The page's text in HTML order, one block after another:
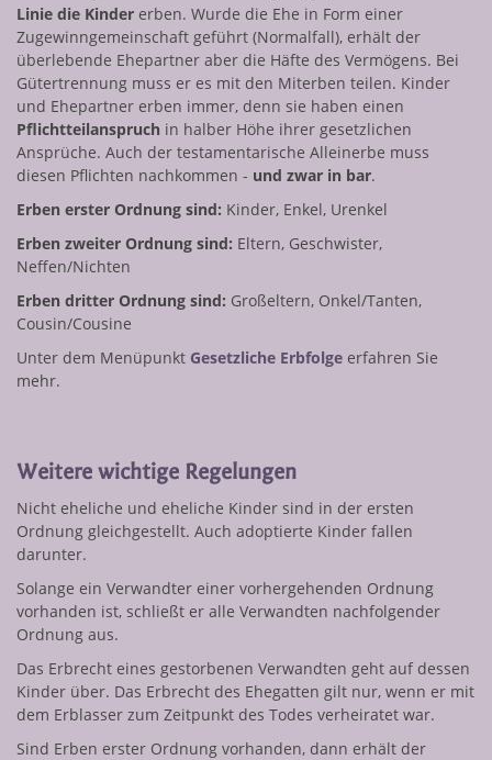
Linie die Kinder erben. Wurde die Ehe in Form einer
Zugewinngemeinschaft geführt (Normalfall), erhält der
überlebende Ehepartner aber die Häfte des Vermögens. Bei
Gütertrennung muss er es mit den Miterben teilen. Kinder
und Ehepartner erben immer, denn sie haben einen
Pflichtteilanspruch in halber Höhe ihrer gesetzlichen
Ansprüche. Auch der testamentarische Alleinerbe muss
diesen Pflichten nachkommen - und zwar in bar.
Erben erster Ordnung sind: Kinder, Enkel, Urenkel
Erben zweiter Ordnung sind: Eltern, Geschwister,
Neffen/Nichten
Erben dritter Ordnung sind: Großeltern, Onkel/Tanten,
Cousin/Cousine
Unter dem Menüpunkt Gesetzliche Erbfolge erfahren Sie
mehr.
Weitere wichtige Regelungen
Nicht eheliche und eheliche Kinder sind in der ersten
Ordnung gleichgestellt. Auch adoptierte Kinder fallen
darunter.
Solange ein Verwandter einer vorhergehenden Ordnung
vorhanden ist, schließt er alle Verwandten nachfolgender
Ordnung aus.
Das Erbrecht eines gestorbenen Verwandten geht auf dessen
Kinder über. Das Erbrecht des Ehegatten gilt nur, wenn er mit
dem Erblasser zum Zeitpunkt des Todes verheiratet war.
Sind Erben erster Ordnung vorhanden, dann erhält der